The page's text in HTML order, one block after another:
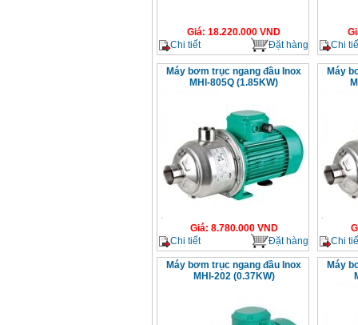
Giá: 18.220.000 VND
Chi tiết
Đặt hàng
Chi
Máy bơm trục ngang đầu Inox
MHI-805Q (1.85KW)
Giá: 8.780.000VND
Chi tiết
Đặt hàng
Máy
Chi
Máy bơm trục ngang đầu Inox
MHI-202 (0.37KW)
Máy